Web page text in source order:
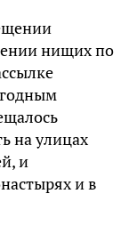
нищиx пo
на улицах
и
и в